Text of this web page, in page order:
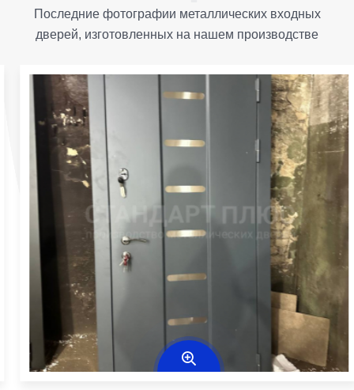
Последние фотографии металлических входных
дверей, изготовленных на нашем производстве